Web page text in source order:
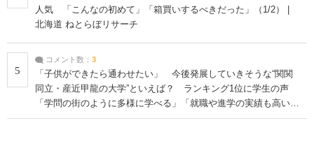
人気 「こんなの初めて」「箱買いするべきだった」（1/2） |
北海道 ねとらぼリサーチ
5
コメント数： 3
「子供ができたら通わせたい」 今後発展していきそうな“関関
同立・産近甲龍の大学”といえば？ ランキング1位に学生の声
「学問の街のように多様に学べる」「就職や進学の実績も高い」
| 大学 ねとらぼリサーチ